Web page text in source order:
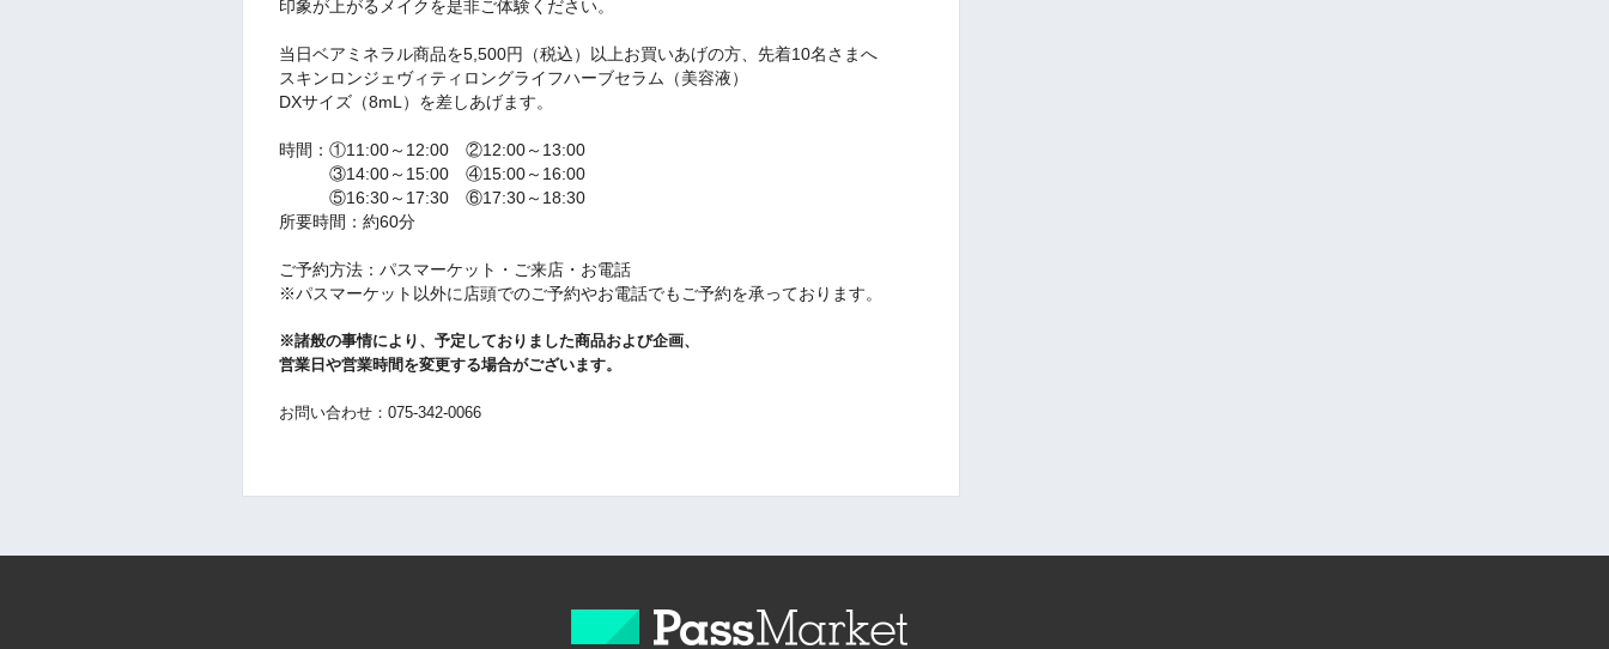
印象が上がるメイクを是非ご体験ください。
当日ベアミネラル商品を5,500円（税込）以上お買いあげの方、先着10名さまへ
スキンロンジェヴィティロングライフハーブセラム（美容液）
DXサイズ（8mL）を差しあげます。
時間：①11:00～12:00 ②12:00～13:00
③14:00～15:00 ④15:00～16:00
⑤16:30～17:30 ⑥17:30～18:30
所要時間：約60分
ご予約方法：パスマーケット・ご来店・お電話
※パスマーケット以外に店頭でのご予約やお電話でもご予約を承っております。
※諸般の事情により、予定しておりました商品および企画、
営業日や営業時間を変更する場合がございます。
お問い合わせ：075-342-0066